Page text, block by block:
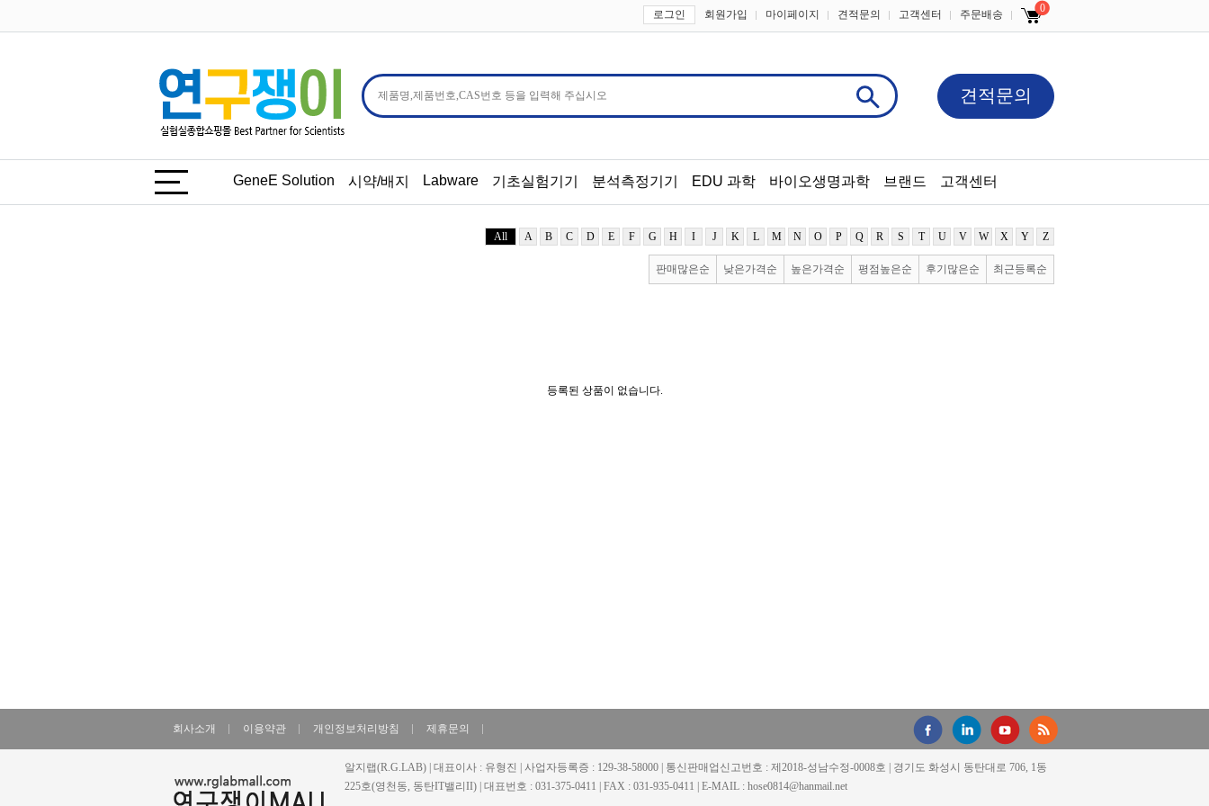
로그인 회원가입 마이페이지 견적문의 고객센터 주문배송 0
견적문의
GeneE Solution 시약/배지 Labware 기초실험기기 분석측정기기 EDU 과학 바이오생명과학 브랜드 고객센터
All A B C D E F G H I J K L M N O P Q R S T U V W X Y Z
판매많은순 낮은가격순 높은가격순 평점높은순 후기많은순 최근등록순
등록된 상품이 없습니다.
회사소개 이용약관 개인정보처리방침 제휴문의
알지랩(R.G.LAB) | 대표이사 : 유형진 | 사업자등록증 : 129-38-58000 | 통신판매업신고번호 : 제2018-성남수정-0008호 | 경기도 화성시 동탄대로 706, 1동
225호(영천동, 동탄IT밸리II) | 대표번호 : 031-375-0411 | FAX : 031-935-0411 | E-MAIL : hose0814@hanmail.net